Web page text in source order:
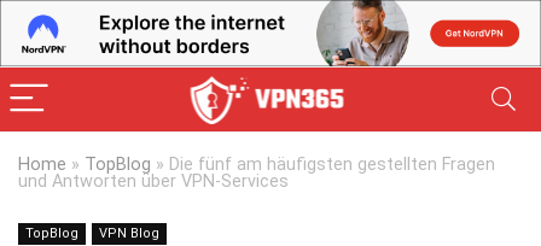
Home » TopBlog » Die fünf am häufigsten gestellten Fragen
und Antworten über VPN-Services
TopBlog VPN Blog